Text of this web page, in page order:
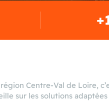
Centre-Val de Loire,
sur les solutions